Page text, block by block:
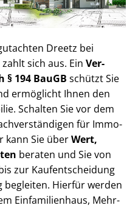
Dreetz bei
sich aus. Ein Ver­
194 BauGB schützt Sie
ermöglicht Ihnen den
Schalten Sie vor dem
für Im­mo­
kann Sie überWert,
beraten und Sie von
zur Kauf­ent­schei­dung
begleiten. Hierfür werden
Einfamilienhaus, Mehr­